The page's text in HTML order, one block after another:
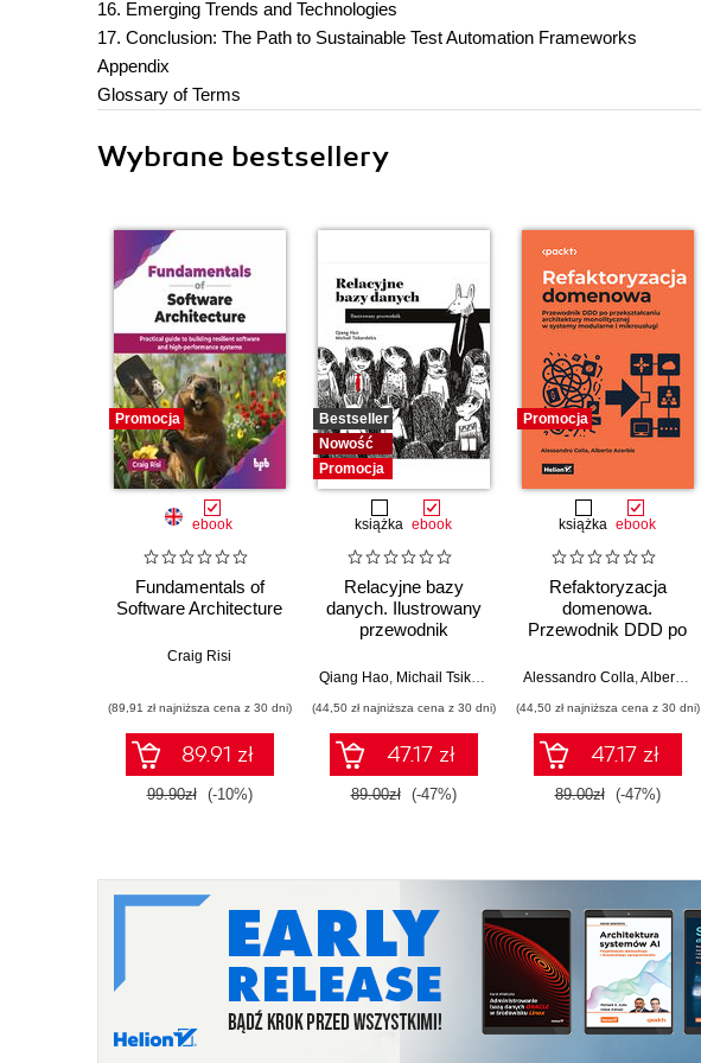
16. Emerging Trends and Technologies
17. Conclusion: The Path to Sustainable Test Automation Frameworks
Appendix
Glossary of Terms
Wybrane bestsellery
Promocja
ebook
Fundamentals of
Software Architecture
Craig Risi
(89,91 zł najniższa cena z 30 dni)
89.91 zł
99.90zł (-10%)
Bestseller
Nowość
Promocja
książka ebook
Relacyjne bazy
danych. Ilustrowany
przewodnik
Qiang Hao, Michail Tsikerdekis
(44,50 zł najniższa cena z 30 dni)
47.17 zł
89.00zł (-47%)
Promocja
książka ebook
Refaktoryzacja
domenowa.
Przewodnik DDD po
architektury
systemy modularne i
mikrousługi
Alessandro Colla,Alberto Acerbis
(44,50 zł najniższa cena z 30 dni)
47.17 zł
89.00zł (-47%)